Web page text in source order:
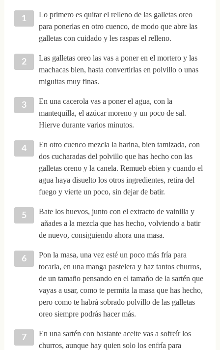
Lo primero es quitar el relleno de las galletas oreo
para ponerlas en otro cuenco, de modo que abre las
galletas con cuidado y les raspas el relleno.
Las galletas oreo las vas a poner en el mortero y las
machacas bien, hasta convertirlas en polvillo o unas
miguitas muy finas.
En una cacerola vas a poner el agua, con la
mantequilla, el azúcar moreno y un poco de sal.
Hierve durante varios minutos.
En otro cuenco mezcla la harina, bien tamizada, con
dos cucharadas del polvillo que has hecho con las
galletas oreno y la canela. Remueb ebien y cuando el
agua haya disuelto los otros ingredientes, retira del
fuego y vierte un poco, sin dejar de batir.
Bate los huevos, junto con el extracto de vainilla y
añades a la mezcla que has hecho, volviendo a batir
de nuevo, consiguiendo ahora una masa.
Pon la masa, una vez esté un poco más fría para
tocarla, en una manga pastelera y haz tantos churros,
de un tamaño pensando en el tamaño de la sartén que
vayas a usar, como te permita la masa que has hecho,
pero como te habrá sobrado polvillo de las galletas
oreo siempre podrás hacer más.
En una sartén con bastante aceite vas a sofreír los
churros, aunque hay quien solo los enfría para